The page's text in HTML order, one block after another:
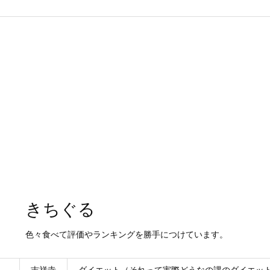
きちぐる
色々食べて評価やランキングを勝手につけています。